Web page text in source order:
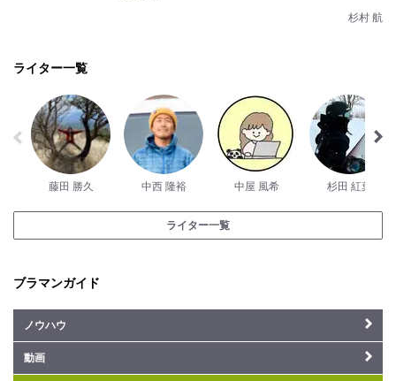
杉村 航
ライター一覧
藤田 勝久 中西 隆裕 中屋 風希 杉田 紅葉
ライター一覧
ブラマンガイド
ノウハウ
動画